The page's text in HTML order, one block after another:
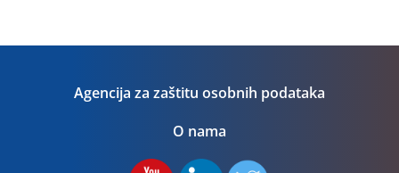
Agencija za zaštitu osobnih podataka
O nama